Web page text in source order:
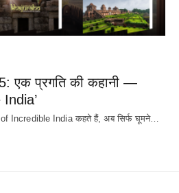
एक प्रगति की कहानी —
of Incredible India कहते हैं, अब सिर्फ घूमने…